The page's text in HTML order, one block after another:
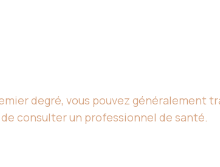
degré, vous pouvez généralement
consulter un professionnel de santé.